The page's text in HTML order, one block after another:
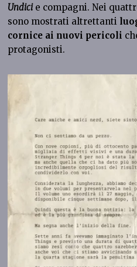
Undicie compagni. Nei
sono mostrati altrettanti
cornice ai nuovi pericoli
protagonisti.